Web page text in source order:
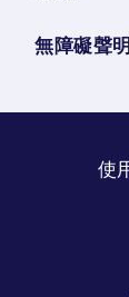
無障礙聲明
使